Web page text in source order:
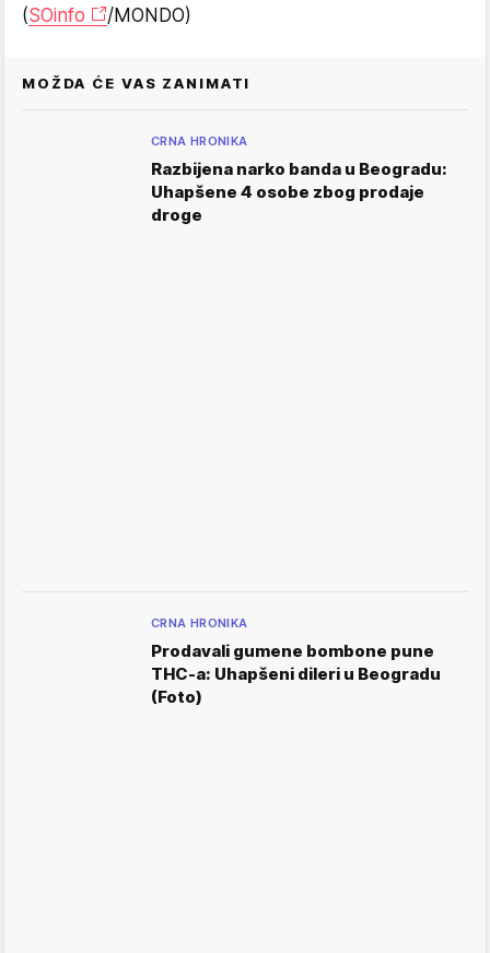
(SOinfo /MONDO)
MOŽDA ĆE VAS ZANIMATI
CRNA HRONIKA
Razbijena narko banda u Beogradu:
Uhapšene 4 osobe zbog prodaje
droge
CRNA HRONIKA
Prodavali gumene bombone pune
THC-a: Uhapšeni dileri u Beogradu
(Foto)